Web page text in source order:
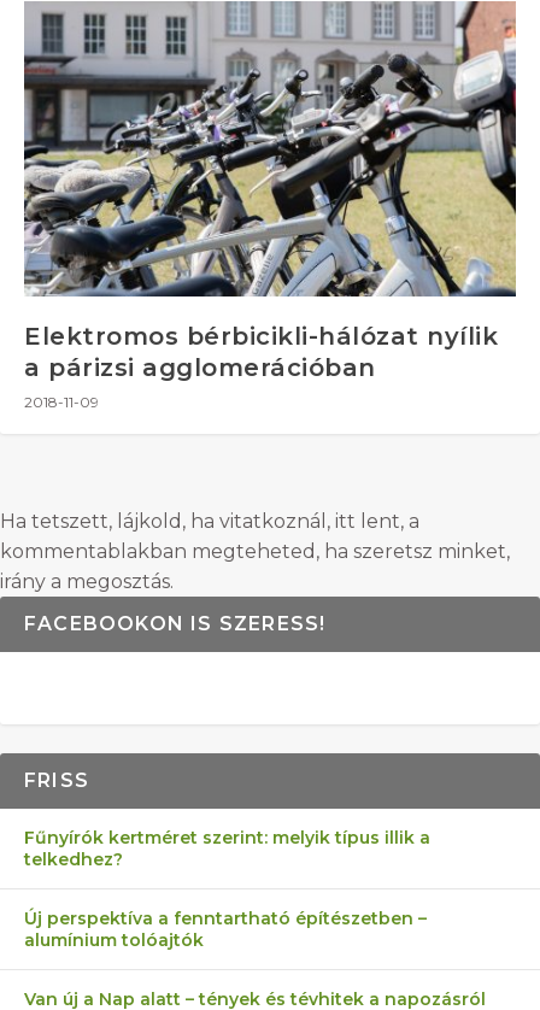
Elektromos bérbicikli-hálózat nyílik
a párizsi agglomerációban
2018-11-09
Ha tetszett, lájkold, ha vitatkoznál, itt lent, a
kommentablakban megteheted, ha szeretsz minket,
irány a megosztás.
FACEBOOKON IS SZERESS!
FRISS
Fűnyírók kertméret szerint: melyik típus illik a
telkedhez?
Új perspektíva a fenntartható építészetben –
alumínium tolóajtók
Van új a Nap alatt – tények és tévhitek a napozásról